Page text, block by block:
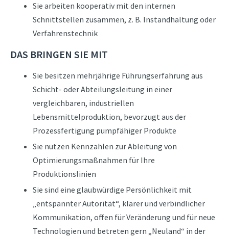
Sie arbeiten kooperativ mit den internen
Schnittstellen zusammen, z. B. Instandhaltung oder
Verfahrenstechnik
DAS BRINGEN SIE MIT
Sie besitzen mehrjährige Führungserfahrung aus
Schicht- oder Abteilungsleitung in einer
vergleichbaren, industriellen
Lebensmittelproduktion, bevorzugt aus der
Prozessfertigung pumpfähiger Produkte
Sie nutzen Kennzahlen zur Ableitung von
Optimierungsmaßnahmen für Ihre
Produktionslinien
Sie sind eine glaubwürdige Persönlichkeit mit
„entspannter Autorität“, klarer und verbindlicher
Kommunikation, offen für Veränderung und für neue
Technologien und betreten gern „Neuland“ in der